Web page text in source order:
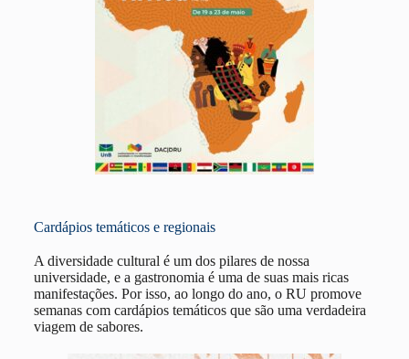
Cardápios temáticos e regionais
A diversidade cultural é um dos pilares de nossa
universidade, e a gastronomia é uma de suas mais ricas
manifestações. Por isso, ao longo do ano, o RU promove
semanas com cardápios temáticos que são uma verdadeira
viagem de sabores.